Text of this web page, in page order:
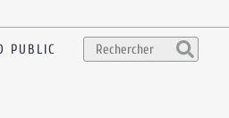
PUBLIC